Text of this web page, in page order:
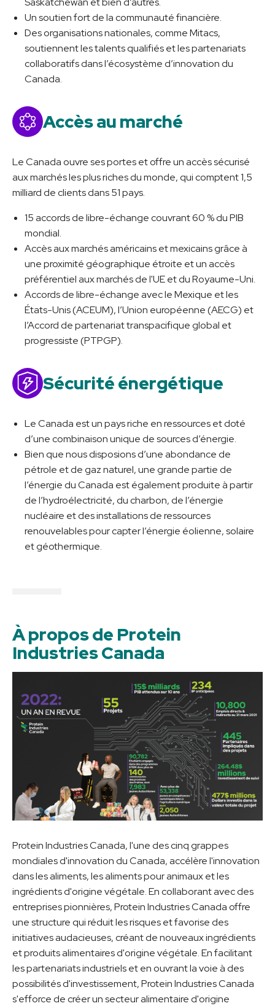
Un soutien fort de la communauté financière.
Des organisations nationales, comme Mitacs,
soutiennent les talents qualifiés et les partenariats
collaboratifs dans l’écosystème d’innovation du
Canada.
Accès au marché
Le Canada ouvre ses portes et offre un accès sécurisé
aux marchés les plus riches du monde, qui comptent 1,5
milliard de clients dans 51 pays.
15 accords de libre-échange couvrant 60 % du PIB
mondial.
Accès aux marchés américains et mexicains grâce à
une proximité géographique étroite et un accès
préférentiel aux marchés de l'UE et du Royaume-Uni.
Accords de libre-échange avec le Mexique et les
États-Unis (ACEUM), l’Union européenne (AECG) et
l’Accord de partenariat transpacifique global et
progressiste (PTPGP).
Sécurité énergétique
Le Canada est un pays riche en ressources et doté
d’une combinaison unique de sources d’énergie.
Bien que nous disposions d’une abondance de
pétrole et de gaz naturel, une grande partie de
l’énergie du Canada est également produite à partir
de l’hydroélectricité, du charbon, de l’énergie
nucléaire et des installations de ressources
renouvelables pour capter l’énergie éolienne, solaire
et géothermique.
À propos de Protein
Industries Canada
Protein Industries Canada, l'une des cinq grappes
mondiales d'innovation du Canada, accélère l'innovation
dans les aliments, les aliments pour animaux et les
ingrédients d'origine végétale. En collaborant avec des
entreprises pionnières, Protein Industries Canada offre
une structure qui réduit les risques et favorise des
initiatives audacieuses, créant de nouveaux ingrédients
et produits alimentaires d'origine végétale. En facilitant
les partenariats industriels et en ouvrant la voie à des
possibilités d'investissement, Protein Industries Canada
s'efforce de créer un secteur alimentaire d'origine